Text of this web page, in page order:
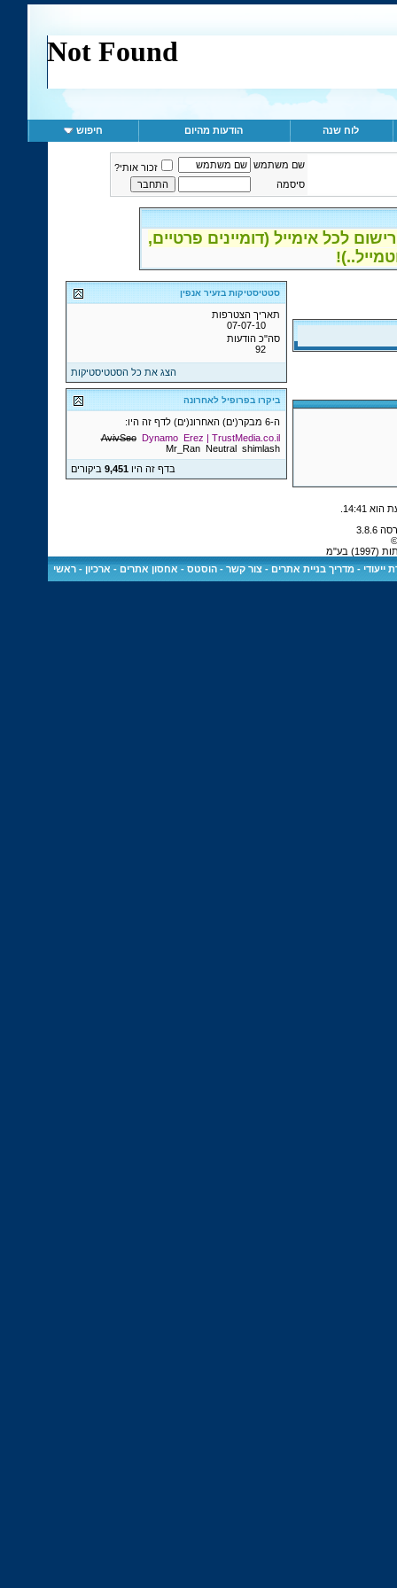
לוח שנה הודעות מהיום חיפוש
שם משתמש
זכור אותי?
סיסמה
לכל אימייל (דומיינים פרטיים,
סטטיסטיקות בזעיר אנפין
תאריך הצטרפות
07-07-10
סה"כ הודעות
92
הצג את כל הסטטיסטיקות
ביקרו בפרופיל לאחרונה
ה-6 מבקר(ים) האחרונ(ים) לדף זה היו:
AvivSeo Dynamo Erez | TrustMedia.co.il
Mr_Ran Neutral shimlash
בדף זה היו9,451 ביקורים
14:41
בע"מ
ייעודי -מדריך בניית אתרים -צור קשר -הוסטס - אחסון אתרים - ארכיון -ראשי